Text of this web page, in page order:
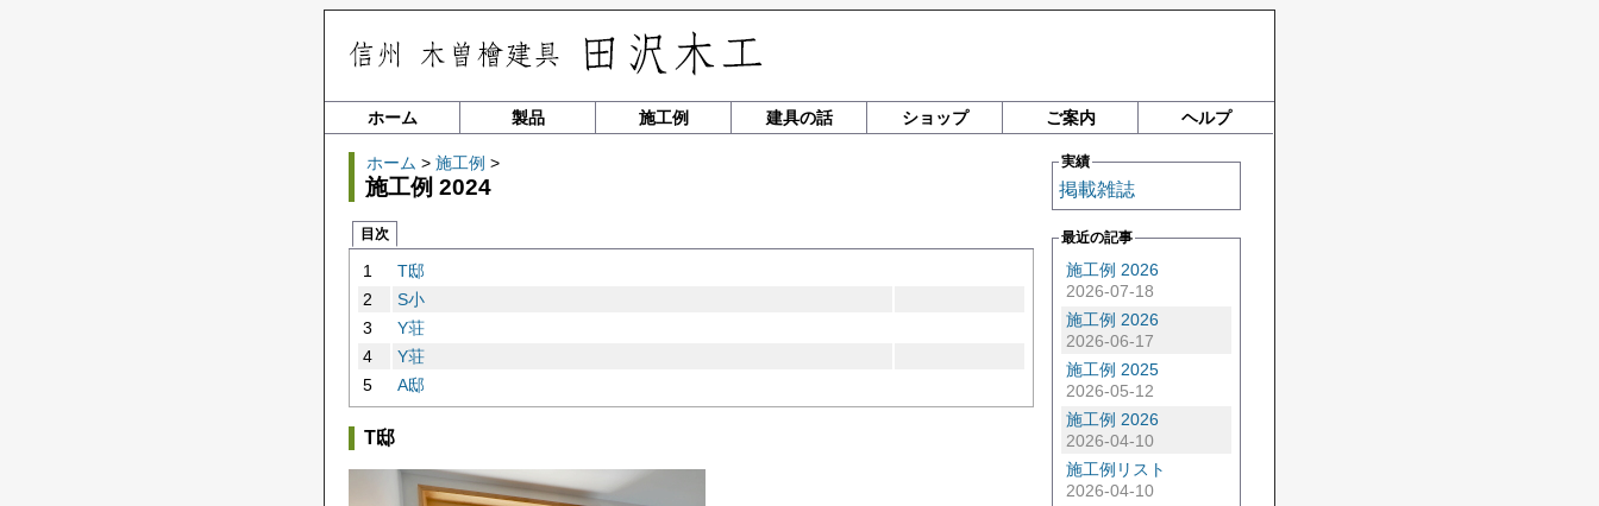
ホーム 製品 施工例 建具の話 ショップ ご案内 ヘルプ
ホーム > 施工例 >
施工例 2024
目次
1
T邸
2
S小
3
Y荘
4
Y荘
5
A邸
T邸
実績
掲載雑誌
最近の記事
施工例 2026
2026-07-18
施工例 2026
2026-06-17
施工例 2025
2026-05-12
施工例 2026
2026-04-10
施工例リスト
2026-04-10